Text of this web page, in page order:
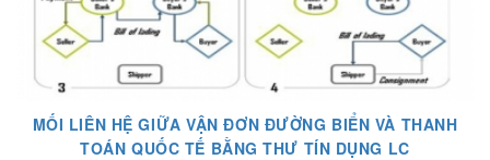
MỐI LIÊN HỆ GIỮA VẬN ĐƠN ĐƯỜNG BIỂN VÀ THANH
TOÁN QUỐC TẾ BẰNG THƯ TÍN DỤNG LC